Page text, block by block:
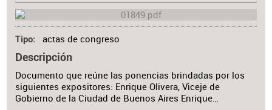
Tipo actas de congreso
Descripción
Documento que reúne las ponencias brindadas por los
siguientes expositores: Enrique Olivera, Viceje de
Gobierno de la Ciudad de Buenos Aires Enrique…